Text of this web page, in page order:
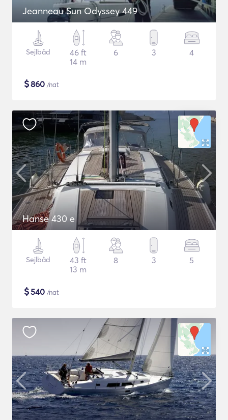
Jeanneau Sun Odyssey 449
Sejlbåd
46 ft
14 m
6 3 4
$860 /nat
Hanse 430 e
Sejlbåd
43 ft
13 m
8 3 5
$540 /nat